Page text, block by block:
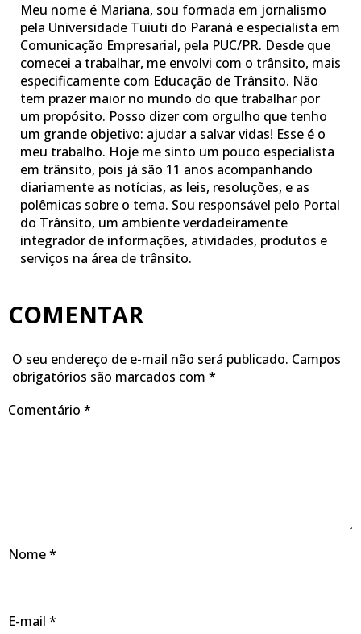
Meu nome é Mariana, sou formada em jornalismo
pela Universidade Tuiuti do Paraná e especialista em
Comunicação Empresarial, pela PUC/PR. Desde que
comecei a trabalhar, me envolvi com o trânsito, mais
especificamente com Educação de Trânsito. Não
tem prazer maior no mundo do que trabalhar por
um propósito. Posso dizer com orgulho que tenho
um grande objetivo: ajudar a salvar vidas! Esse é o
meu trabalho. Hoje me sinto um pouco especialista
em trânsito, pois já são 11 anos acompanhando
diariamente as notícias, as leis, resoluções, e as
polêmicas sobre o tema. Sou responsável pelo Portal
do Trânsito, um ambiente verdadeiramente
integrador de informações, atividades, produtos e
serviços na área de trânsito.
COMENTAR
O seu endereço de e-mail não será publicado. Campos
obrigatórios são marcados com *
Comentário *
Nome*
E-mail *